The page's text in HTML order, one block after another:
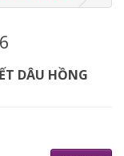
DÂU HỒNG